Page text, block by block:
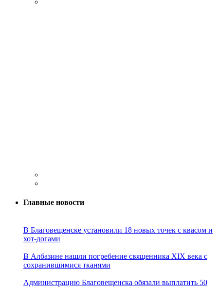
Главные новости
В Благовещенске установили 18 новых точек с квасом и
хот-догами
В Албазине нашли погребение священника XIX века с
сохранившимися тканями
Администрацию Благовещенска обязали выплатить 50